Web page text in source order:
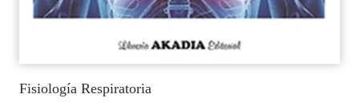
Fisiología Respiratoria